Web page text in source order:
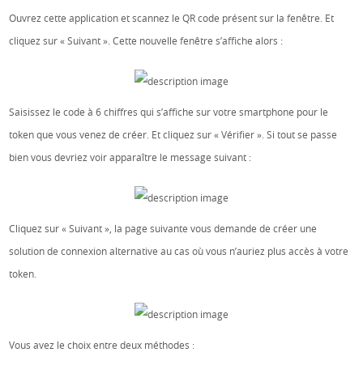
Ouvrez cette application et scannez le QR code présent sur la fenêtre. Et
cliquez sur « Suivant ». Cette nouvelle fenêtre s’affiche alors :
Saisissez le code à 6 chiffres qui s’affiche sur votre smartphone pour le
token que vous venez de créer. Et cliquez sur « Vérifier ». Si tout se passe
bien vous devriez voir apparaître le message suivant :
Cliquez sur « Suivant », la page suivante vous demande de créer une
solution de connexion alternative au cas où vous n’auriez plus accès à votre
token.
Vous avez le choix entre deux méthodes :